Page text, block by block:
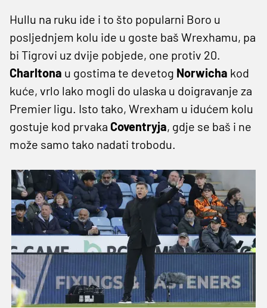
Hullu na ruku ide i to što popularni Boro u
posljednjem kolu ide u goste baš Wrexhamu, pa
bi Tigrovi uz dvije pobjede, one protiv 20.
Charltona u gostima te devetog Norwicha kod
kuće, vrlo lako mogli do ulaska u doigravanje za
Premier ligu. Isto tako, Wrexham u idućem kolu
gostuje kod prvaka Coventryja, gdje se baš i ne
može samo tako nadati trobodu.